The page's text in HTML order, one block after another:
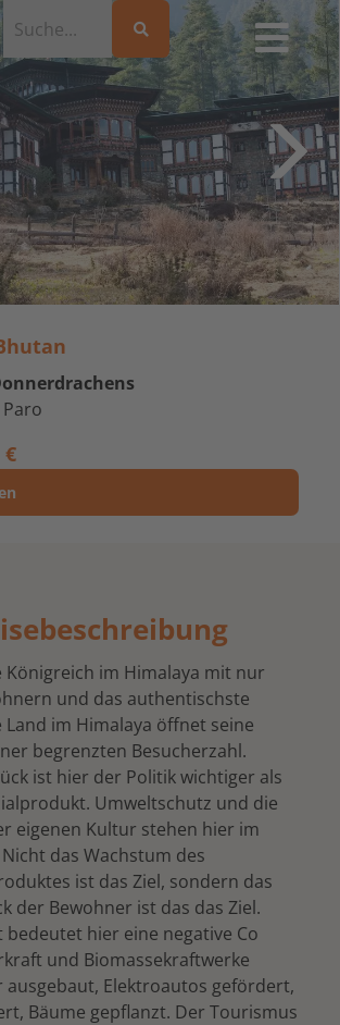
Königreich im Himalaya mit nur
und das authentischste
im Himalaya öffnet seine
begrenzten Besucherzahl.
ist hier der Politik wichtiger als
Umweltschutz und die
eigenen Kultur stehen hier im
das Wachstum des
ist das Ziel, sondern das
der Bewohner ist das das Ziel.
bedeutet hier eine negative Co
und Biomassekraftwerke
ausgebaut, Elektroautos gefördert,
Bäume gepflanzt. Der Tourismus